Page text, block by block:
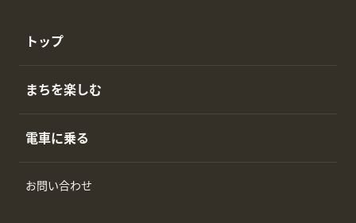
トップ
まちを楽しむ
電車に乗る
お問い合わせ